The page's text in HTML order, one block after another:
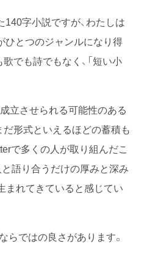
140字小説ですが、わたしは
ひとつのジャンルになり得
でも詩でもなく、「短い小
成立させられる可能性のある
形式といえるほどの蓄積も
で多くの人が取り組んだこ
語り合うだけの厚みと深み
まれてきていると感じてい
らではの良さがあります。